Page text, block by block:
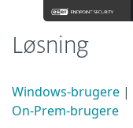
Løsning
Windows-brugere |
On-Prem-brugere